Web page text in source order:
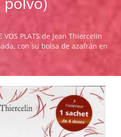
VOS PLATS de Jean Thiercelin
con su bolsa de azafrán en